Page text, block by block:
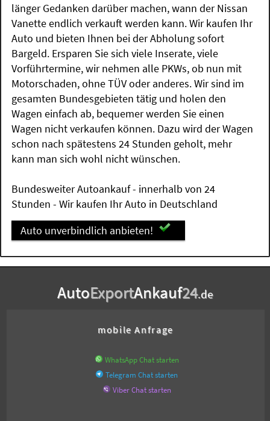
länger Gedanken darüber machen, wann der Nissan
Vanette endlich verkauft werden kann. Wir kaufen Ihr
Auto und bieten Ihnen bei der Abholung sofort
Bargeld. Ersparen Sie sich viele Inserate, viele
Vorführtermine, wir nehmen alle PKWs, ob nun mit
Motorschaden, ohne TÜV oder anderes. Wir sind im
gesamten Bundesgebieten tätig und holen den
Wagen einfach ab, bequemer werden Sie einen
Wagen nicht verkaufen können. Dazu wird der Wagen
schon nach spätestens 24 Stunden geholt, mehr
kann man sich wohl nicht wünschen.
Bundesweiter Autoankauf - innerhalb von 24
Stunden - Wir kaufen Ihr Auto in Deutschland
Auto unverbindlich anbieten!
AutoExportAnkauf24.de
mobile Anfrage
WhatsApp Chat starten
Telegram Chat starten
Viber Chat starten